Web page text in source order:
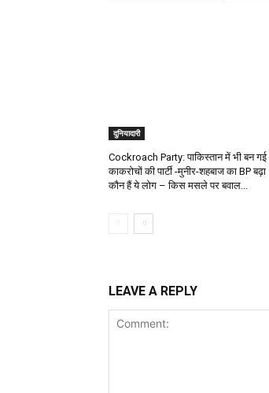
दुनियादारी
Cockroach Party: पाकिस्तान में भी बन गई
काकरोचों की पार्टी -मुनीर-शहबाज का BP
कौन हैं ये लोग – किस मसले पर बवाल...
LEAVE A REPLY